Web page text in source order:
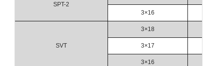
SPT-2
3×16
SVT
3×18
3×17
3×16